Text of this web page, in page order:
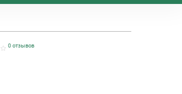
0 отзывов